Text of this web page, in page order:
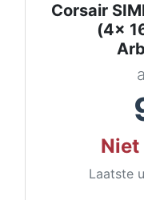
Corsair
(4x
Niet
Laatste